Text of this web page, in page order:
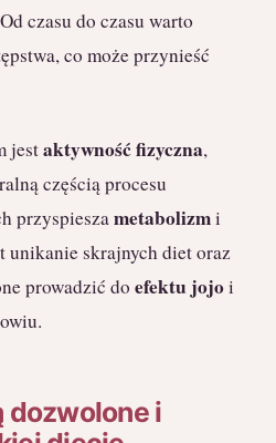
czasu do czasu warto
co może przynieść
jestaktywność fizyczna,
częścią procesu
przyspieszametabolizmi
unikanie skrajnych diet oraz
prowadzić do efektu jojoi
dozwolone i